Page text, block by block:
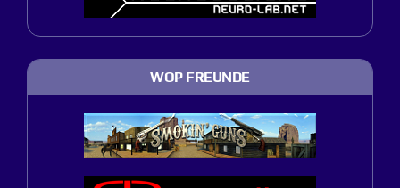
WOP FREUNDE